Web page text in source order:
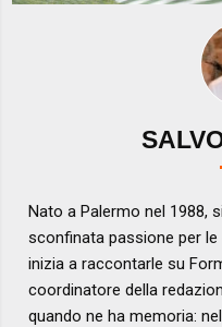
Nato a Palermo nel 1988,
sconfinata passione per
inizia a raccontarle su
coordinatore della
quando ne ha memoria: